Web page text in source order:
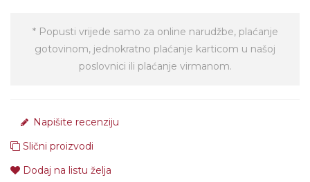
* Popusti vrijede samo za online narudžbe, plaćanje
gotovinom, jednokratno plaćanje karticom u našoj
poslovnici ili plaćanje virmanom.
Napišite recenziju
Slični proizvodi
Dodaj na listu želja